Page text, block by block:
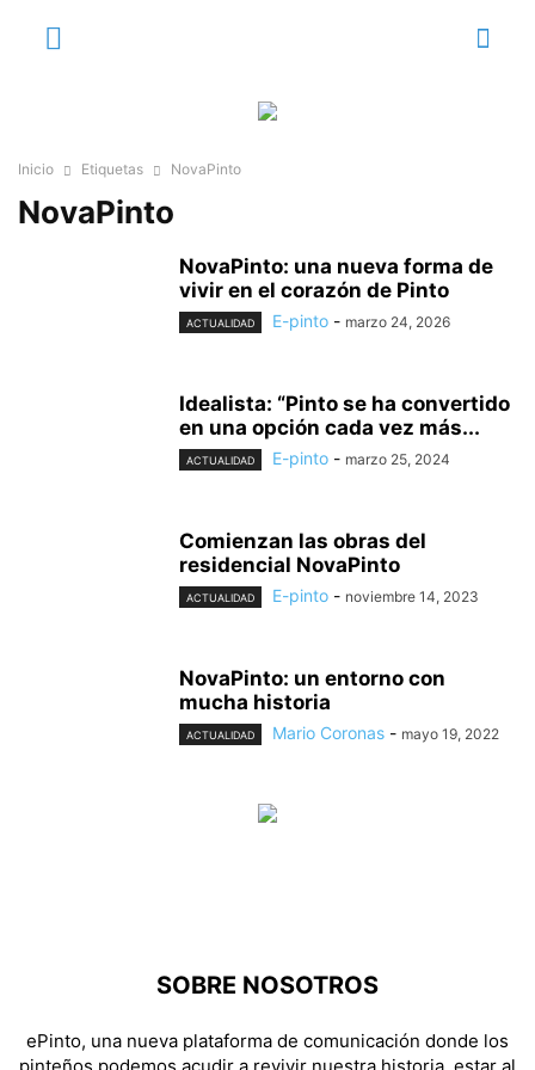
Inicio Etiquetas NovaPinto
NovaPinto
NovaPinto: una nueva forma de
vivir en el corazón de Pinto
ACTUALIDAD E-pinto - marzo 24, 2026
Idealista: “Pinto se ha convertido
en una opción cada vez más...
ACTUALIDAD E-pinto - marzo 25, 2024
Comienzan las obras del
residencial NovaPinto
ACTUALIDAD E-pinto - noviembre 14, 2023
NovaPinto: un entorno con
mucha historia
ACTUALIDAD Mario Coronas - mayo 19, 2022
SOBRE NOSOTROS
ePinto, una nueva plataforma de comunicación donde los